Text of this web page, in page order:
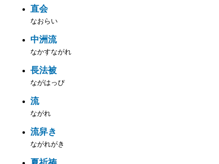
直会
なおらい
中洲流
なかすながれ
長法被
ながはっぴ
流
ながれ
流舁き
ながれがき